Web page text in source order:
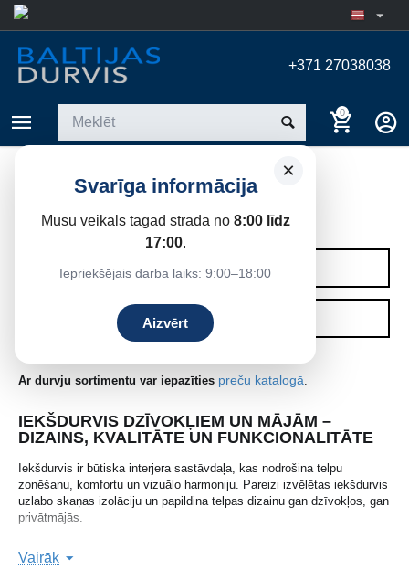
+371 27038038
0
×
Svarīga informācija
Mūsu veikals tagad strādā no 8:00 līdz
17:00.
Iepriekšējais darba laiks: 9:00–18:00
Aizvērt
IEKŠDURVIS
Sākums
KATEGORIJAS
FILTRI
Ar durvju sortimentu var iepazīties preču katalogā.
IEKŠDURVIS DZĪVOKĻIEM UN MĀJĀM –
DIZAINS, KVALITĀTE UN FUNKCIONALITĀTE
Iekšdurvis ir būtiska interjera sastāvdaļa, kas nodrošina telpu
zonēšanu, komfortu un vizuālo harmoniju. Pareizi izvēlētas iekšdurvis
uzlabo skaņas izolāciju un papildina telpas dizainu gan dzīvokļos, gan
privātmājās.
plašu iekšdurvju klāstu Latvijā ar profesionālu uzstādīšanu.
Vairāk